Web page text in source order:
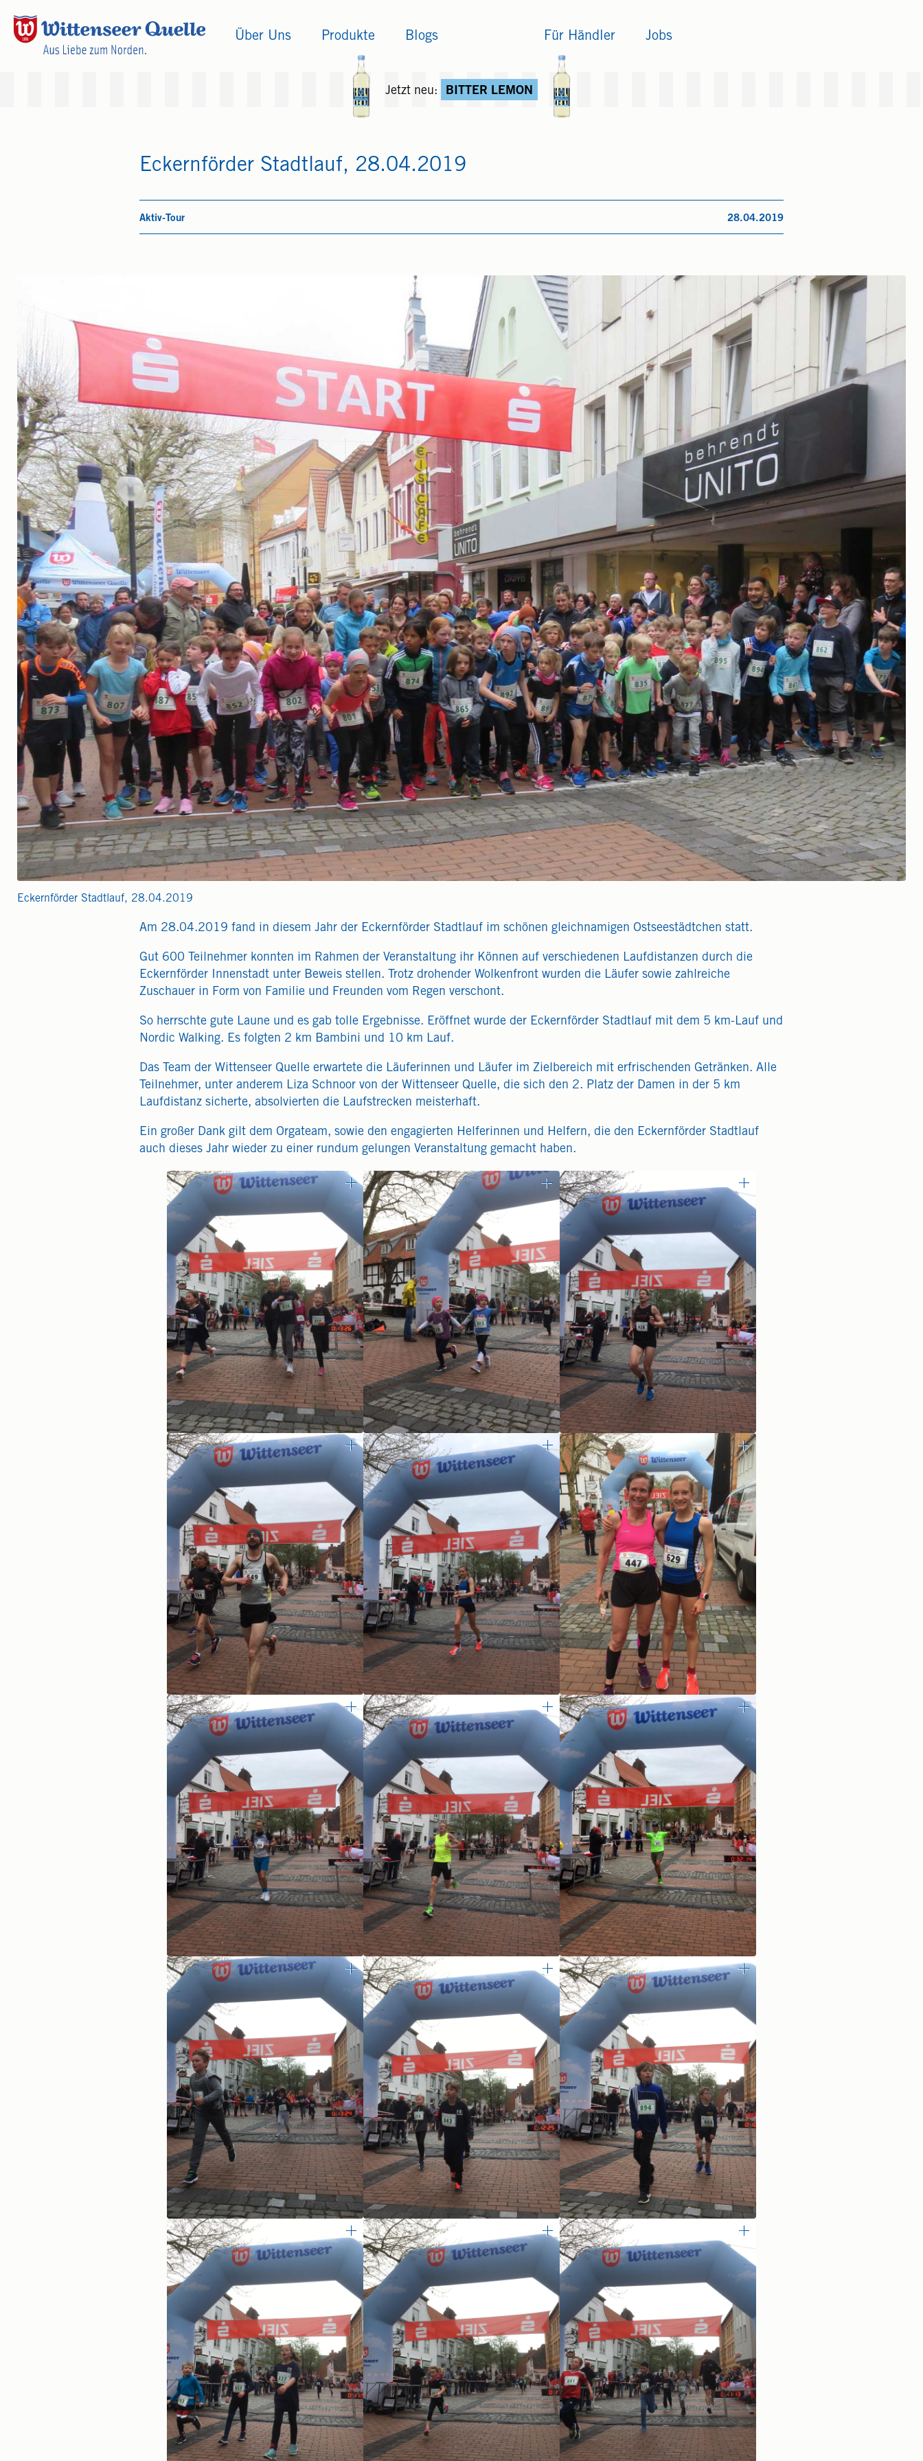
Über Uns Produkte Blogs Für Händler Jobs
Jetzt neu: BITTER LEMON
Eckernförder Stadtlauf, 28.04.2019
Aktiv-Tour 28.04.2019
Eckernförder Stadtlauf, 28.04.2019
Am 28.04.2019 fand in diesem Jahr der Eckernförder Stadtlauf im schönen gleichnamigen Ostseestädtchen statt.
Gut 600 Teilnehmer konnten im Rahmen der Veranstaltung ihr Können auf verschiedenen Laufdistanzen durch die
Eckernförder Innenstadt unter Beweis stellen. Trotz drohender Wolkenfront wurden die Läufer sowie zahlreiche
Zuschauer in Form von Familie und Freunden vom Regen verschont.
So herrschte gute Laune und es gab tolle Ergebnisse. Eröffnet wurde der Eckernförder Stadtlauf mit dem 5 km-Lauf und
Nordic Walking. Es folgten 2 km Bambini und 10 km Lauf.
Das Team der Wittenseer Quelle erwartete die Läuferinnen und Läufer im Zielbereich mit erfrischenden Getränken. Alle
Teilnehmer, unter anderem Liza Schnoor von der Wittenseer Quelle, die sich den 2. Platz der Damen in der 5 km
Laufdistanz sicherte, absolvierten die Laufstrecken meisterhaft.
Ein großer Dank gilt dem Orgateam, sowie den engagierten Helferinnen und Helfern, die den Eckernförder Stadtlauf
auch dieses Jahr wieder zu einer rundum gelungen Veranstaltung gemacht haben.